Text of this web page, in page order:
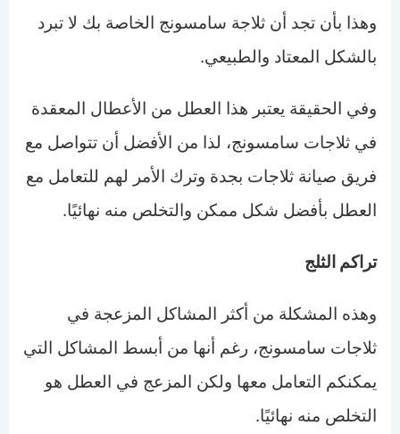
وهذا بأن تجد أن ثلاجة سامسونج الخاصة بك لا تبرد
بالشكل المعتاد والطبيعي.
وفي الحقيقة يعتبر هذا العطل من الأعطال المعقدة
في ثلاجات سامسونج، لذا من الأفضل أن تتواصل مع
فريق صيانة ثلاجات بجدة وترك الأمر لهم للتعامل مع
العطل بأفضل شكل ممكن والتخلص منه نهائيًا.
تراكم الثلج
وهذه المشكلة من أكثر المشاكل المزعجة في
ثلاجات سامسونج، رغم أنها من أبسط المشاكل التي
يمكنكم التعامل معها ولكن المزعج في العطل هو
التخلص منه نهائيًا.